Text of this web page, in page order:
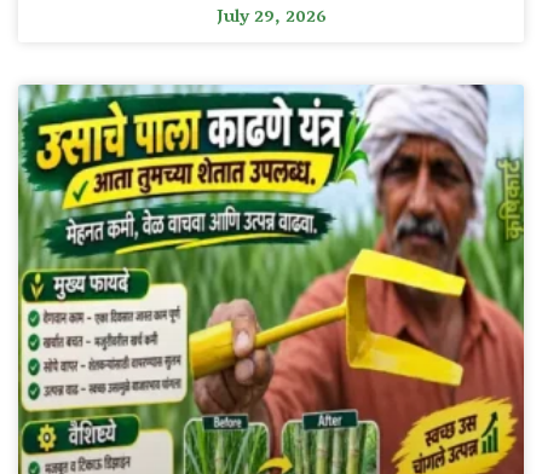
July 29, 2026